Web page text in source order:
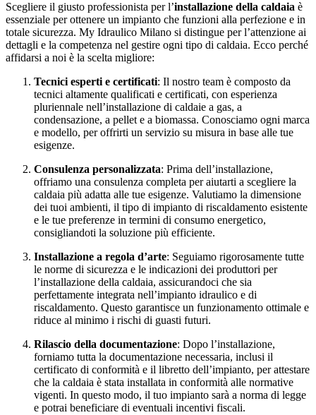
Scegliere il giusto professionista per l’installazione della caldaia è
essenziale per ottenere un impianto che funzioni alla perfezione e in
totale sicurezza. My Idraulico Milano si distingue per l’attenzione ai
dettagli e la competenza nel gestire ogni tipo di caldaia. Ecco perché
affidarsi a noi è la scelta migliore:
Tecnici esperti e certificati: Il nostro team è composto da
tecnici altamente qualificati e certificati, con esperienza
pluriennale nell’installazione di caldaie a gas, a
condensazione, a pellet e a biomassa. Conosciamo ogni marca
e modello, per offrirti un servizio su misura in base alle tue
esigenze.
Consulenza personalizzata: Prima dell’installazione,
offriamo una consulenza completa per aiutarti a scegliere la
caldaia più adatta alle tue esigenze. Valutiamo la dimensione
dei tuoi ambienti, il tipo di impianto di riscaldamento esistente
e le tue preferenze in termini di consumo energetico,
consigliandoti la soluzione più efficiente.
Installazione a regola d’arte: Seguiamo rigorosamente tutte
le norme di sicurezza e le indicazioni dei produttori per
l’installazione della caldaia, assicurandoci che sia
perfettamente integrata nell’impianto idraulico e di
riscaldamento. Questo garantisce un funzionamento ottimale e
riduce al minimo i rischi di guasti futuri.
Rilascio della documentazione: Dopo l’installazione,
forniamo tutta la documentazione necessaria, inclusi il
certificato di conformità e il libretto dell’impianto, per attestare
che la caldaia è stata installata in conformità alle normative
vigenti. In questo modo, il tuo impianto sarà a norma di legge
e potrai beneficiare di eventuali incentivi fiscali.